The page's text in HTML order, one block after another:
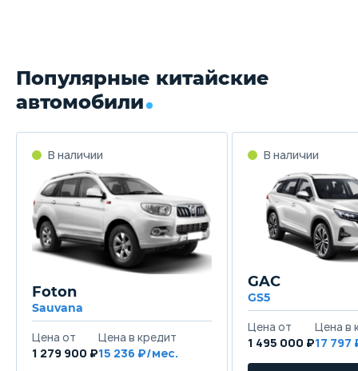
Популярные китайские
автомобили
Foton
Sauvana
1 279 900 ₽15 236
GAC
GS5
1 495 000 ₽17 797